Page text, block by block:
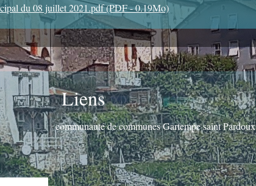
du 08 juillet 2021.pdf (PDF - 0.19Mo)
Liens
communauté de communes Gartempe saint Pardoux